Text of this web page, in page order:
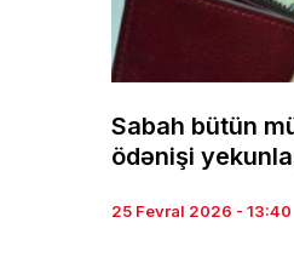
Sabah bütün
ödənişi
25 Fevral 2026 - 13:40